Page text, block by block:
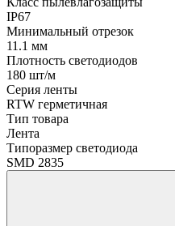
IP67
Минимальный отрезок
11.1 мм
Плотность светодиодов
180 шт/м
Серия ленты
RTW герметичная
Тип товара
Лента
Типоразмер светодиода
SMD 2835